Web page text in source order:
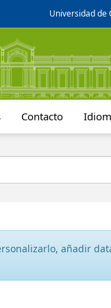
Universidad de
Contacto
añadir